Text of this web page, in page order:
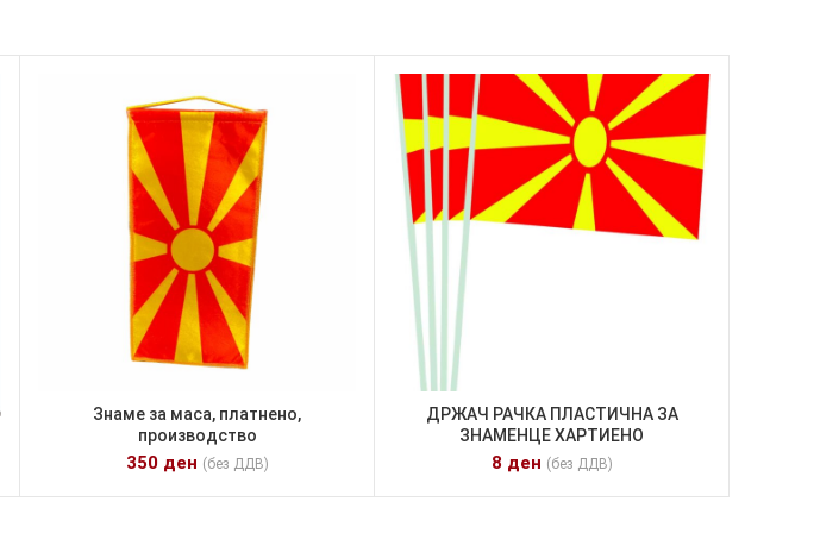
Знаме за маса, платнено,
производство
350 ден (без ДДВ)
ДРЖАЧ РАЧКА ПЛАСТИЧНА ЗА
ЗНАМЕНЦЕ ХАРТИЕНО
8 ден (без ДДВ)